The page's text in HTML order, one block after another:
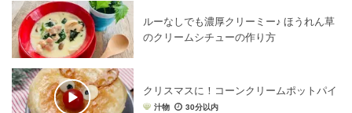
ルーなしでも濃厚クリーミー♪ ほうれん草
のクリームシチューの作り方
クリスマスに！コーンクリームポットパイ
汁物 30分以内